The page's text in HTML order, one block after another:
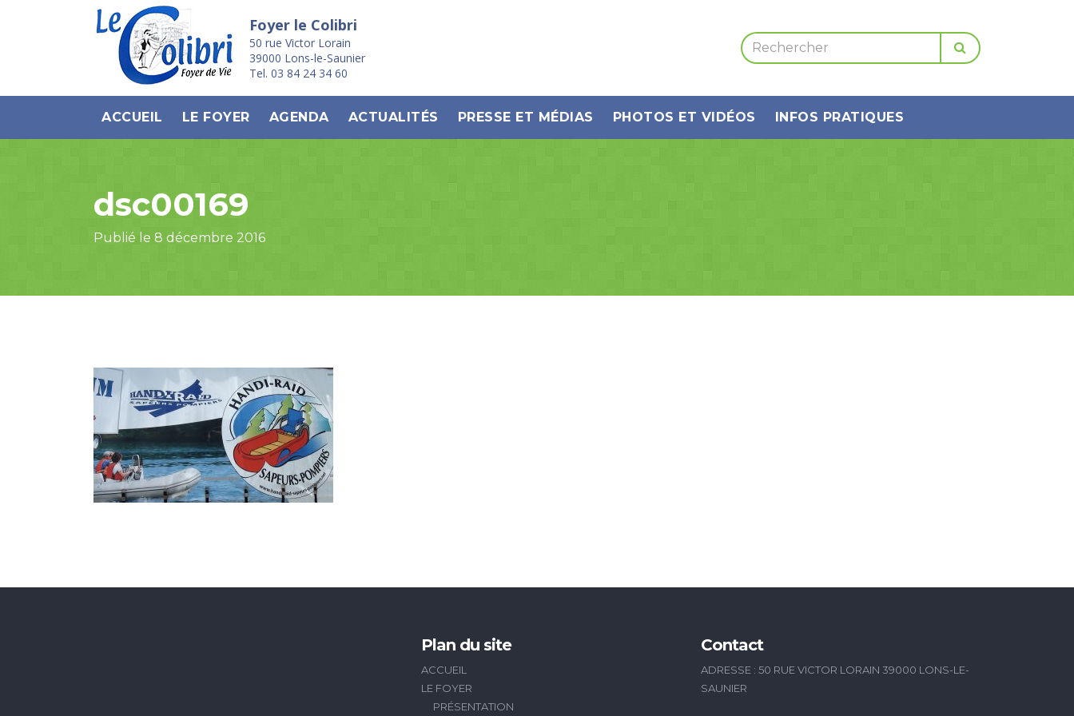
Foyer le Colibri
50 rue Victor Lorain
39000 Lons-le-Saunier
Tel. 03 84 24 34 60
ACCUEIL LE FOYER AGENDA ACTUALITÉS PRESSE ET MÉDIAS PHOTOS ET VIDÉOS INFOS PRATIQUES
dsc00169
Publié le 8 décembre 2016
Plan du site
ACCUEIL
LE FOYER
PRÉSENTATION
Contact
ADRESSE : 50 RUE VICTOR LORAIN 39000 LONS-LE-
SAUNIER